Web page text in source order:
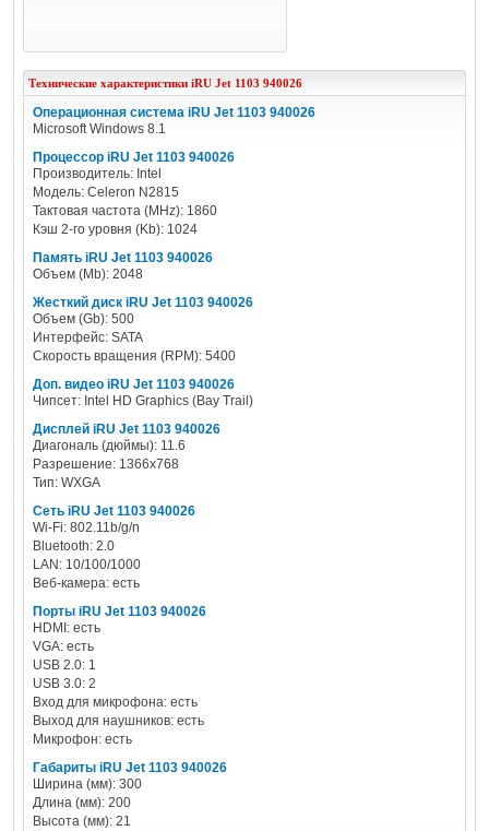
Технические характеристики iRU Jet 1103 940026
Операционная система iRU Jet 1103 940026
Microsoft Windows 8.1
Процессор iRU Jet 1103 940026
Производитель: Intel
Модель: Celeron N2815
Тактовая частота (MHz): 1860
Кэш 2-го уровня (Kb): 1024
Память iRU Jet 1103 940026
Объем (Mb): 2048
Жесткий диск iRU Jet 1103 940026
Объем (Gb): 500
Интерфейс: SATA
Скорость вращения (RPM): 5400
Доп. видео iRU Jet 1103 940026
Чипсет: Intel HD Graphics (Bay Trail)
Дисплей iRU Jet 1103 940026
Диагональ (дюймы): 11.6
Разрешение: 1366x768
Тип: WXGA
Сеть iRU Jet 1103 940026
Wi-Fi: 802.11b/g/n
Bluetooth: 2.0
LAN: 10/100/1000
Веб-камера: есть
Порты iRU Jet 1103 940026
HDMI: есть
VGA: есть
USB 2.0: 1
USB 3.0: 2
Вход для микрофона: есть
Выход для наушников: есть
Микрофон: есть
Габариты iRU Jet 1103 940026
Ширина (мм): 300
Длина (мм): 200
Высота (мм): 21